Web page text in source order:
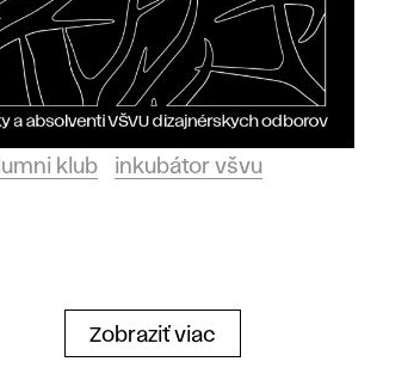
klub inkubátor všvu
Zobraziť viac